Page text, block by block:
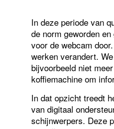
In deze periode van
de norm geworden
voor de webcam
werken verandert.
bijvoorbeeld niet
koffiemachine om
In dat opzicht treedt
van digitaal
schijnwerpers. Deze